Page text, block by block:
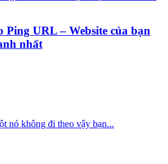
Ping URL – Website của bạn
nhất
nó không đi theo vậy bạn...